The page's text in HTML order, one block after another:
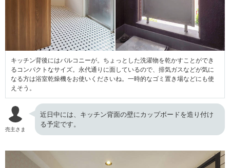
キッチン背後にはバルコニーが。ちょっとした洗濯物を乾かすことができ
るコンパクトなサイズ。永代通りに面しているので、排気ガスなどが気に
なる方は浴室乾燥機をお使いくださいね。一時的なゴミ置き場などにも使
えそう。
売主さま
近日中には、キッチン背面の壁にカップボードを造り付け
る予定です。